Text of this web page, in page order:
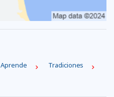
Aprende
Tradiciones